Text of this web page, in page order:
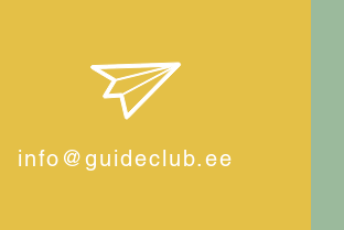
info@guideclub.ee